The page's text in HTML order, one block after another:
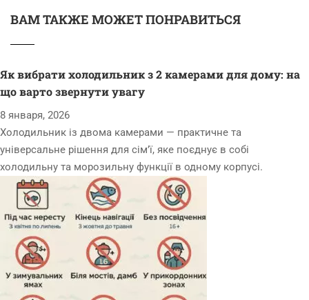
ВАМ ТАКЖЕ МОЖЕТ ПОНРАВИТЬСЯ
Як вибрати холодильник з 2 камерами для дому: на
що варто звернути увагу
8 января, 2026
Холодильник із двома камерами — практичне та
універсальне рішення для сім’ї, яке поєднує в собі
холодильну та морозильну функції в одному корпусі.